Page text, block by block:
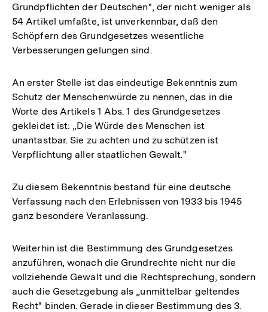
Grundpflichten der Deutschen", der nicht weniger als
54 Artikel umfaßte, ist unverkennbar, daß den
Schöpfern des Grundgesetzes wesentliche
Verbesserungen gelungen sind.
An erster Stelle ist das eindeutige Bekenntnis zum
Schutz der Menschenwürde zu nennen, das in die
Worte des Artikels 1 Abs. 1 des Grundgesetzes
gekleidet ist: „Die Würde des Menschen ist
unantastbar. Sie zu achten und zu schützen ist
Verpflichtung aller staatlichen Gewalt."
Zu diesem Bekenntnis bestand für eine deutsche
Verfassung nach den Erlebnissen von 1933 bis 1945
ganz besondere Veranlassung.
Weiterhin ist die Bestimmung des Grundgesetzes
anzuführen, wonach die Grundrechte nicht nur die
vollziehende Gewalt und die Rechtsprechung, sondern
auch die Gesetzgebung als „unmittelbar geltendes
Recht" binden. Gerade in dieser Bestimmung des 3.